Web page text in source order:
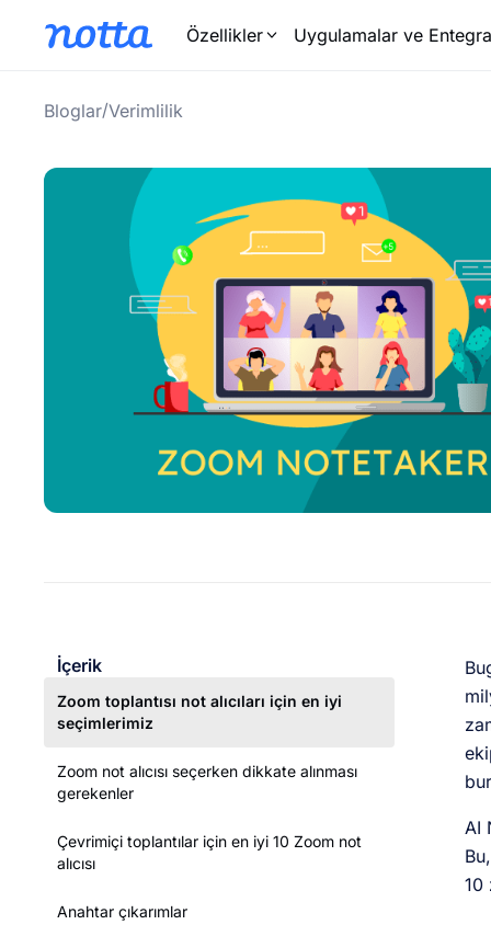
Özellikler Uygulamalar ve
Bloglar/Verimlilik
İçerik
Zoom toplantısı not alıcıları için en iyi
seçimlerimiz
Zoom not alıcısı seçerken dikkate alınması
gerekenler
Çevrimiçi toplantılar için en iyi 10 Zoom not
alıcısı
Anahtar çıkarımlar
AI
10